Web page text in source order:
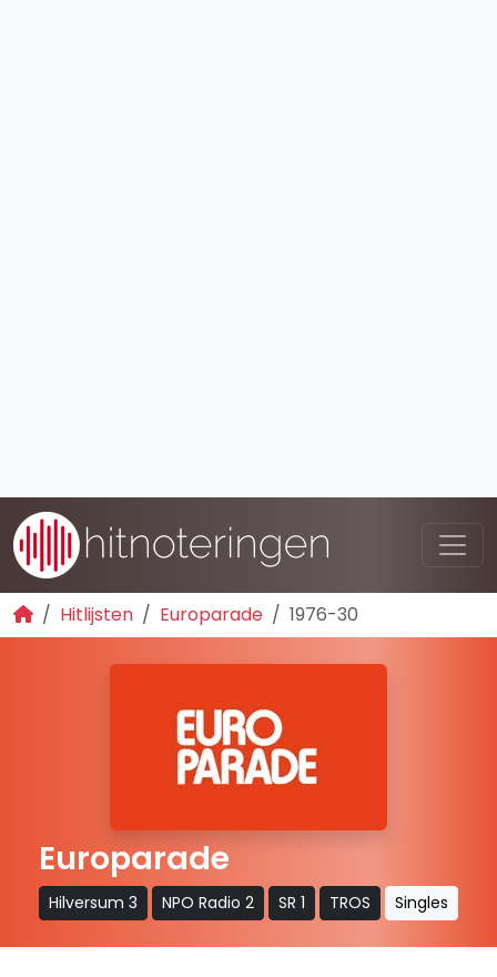
Hitlijsten Europarade 1976-30
Europarade
Hilversum 3 NPO Radio 2 SR 1 TROS Singles